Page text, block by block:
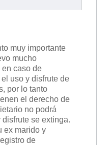
muy importante
mucho
caso de
uso y disfrute de
por lo tanto
el derecho de
no podrá
se extinga.
ex marido y
de